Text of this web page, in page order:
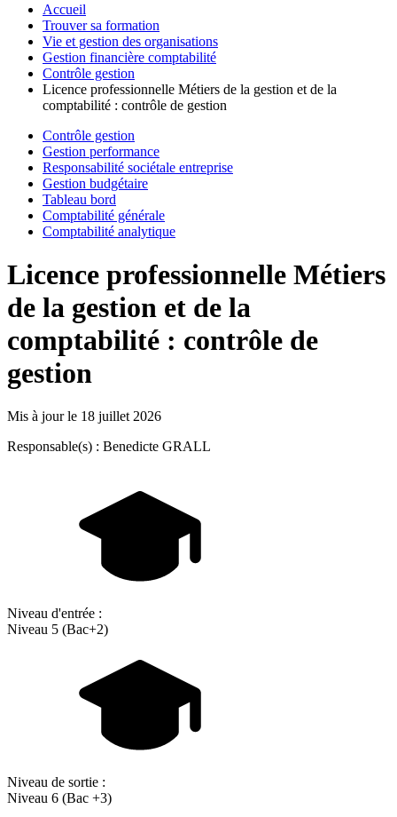
Accueil
Trouver sa formation
Vie et gestion des organisations
Gestion financière comptabilité
Contrôle gestion
Licence professionnelle Métiers de la gestion et de la
comptabilité : contrôle de gestion
Contrôle gestion
Gestion performance
Responsabilité sociétale entreprise
Gestion budgétaire
Tableau bord
Comptabilité générale
Comptabilité analytique
Licence professionnelle Métiers
de la gestion et de la
comptabilité : contrôle de
gestion
Mis à jour le 18 juillet 2026
Responsable(s) : Benedicte GRALL
Niveau d'entrée :
Niveau 5 (Bac+2)
Niveau de sortie :
Niveau 6 (Bac +3)